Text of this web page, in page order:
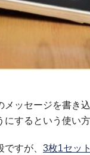
メッセージを書き
にするという使い
すが、 3枚1セッ